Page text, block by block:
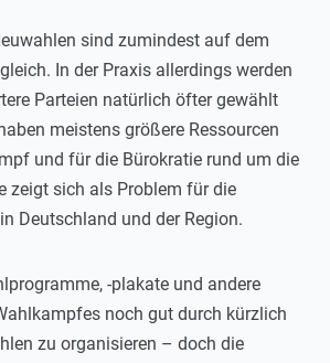
sind zumindest auf dem
In der Praxis allerdings werden
Parteien natürlich öfter gewählt
meistens größere Ressourcen
und für die Bürokratie rund um die
zeigt sich als Problem für die
Deutschland und der Region.
-plakate und andere
noch gut durch kürzlich
zu organisieren – doch die